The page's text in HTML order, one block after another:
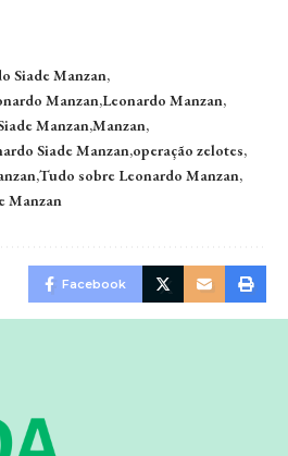
Siade Manzan
Manzan Leonardo Manzan
ManzanManzan
Siade Manzan operação zelotes
Tudo sobre Leonardo Manzan
Manzan
Facebook